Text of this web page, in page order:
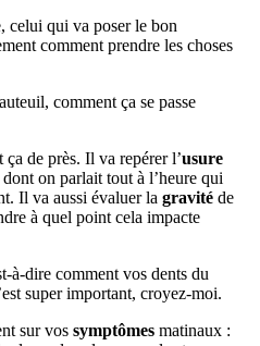
celui qui va poser le bon
comment prendre les choses
comment ça se passe
de près. Il va repérer l’usure
dont on parlait tout à l’heure qui
Il va aussi évaluer la gravité de
à quel point cela impacte
à-dire comment vos dents du
super important, croyez-moi.
sur vos symptômes matinaux :